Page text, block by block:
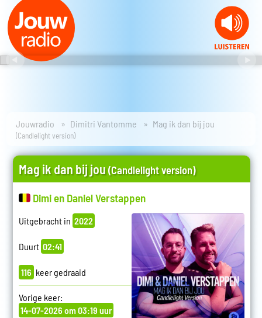
Jouwradio Dimitri Vantomme Mag ik dan bij jou
(Candlelight version)
Mag ik dan bij jou(Candlelight version)
Dimi en Daniel Verstappen
Uitgebracht in 2022
Duurt 02:41
116 keer gedraaid
Vorige keer:
14-07-2026 om 03:19 uur